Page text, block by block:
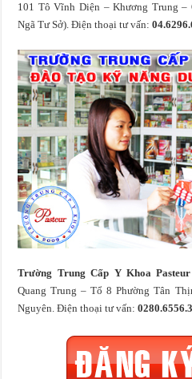
101 Tô Vĩnh Diện – Khương Trung –
Ngã Tư Sở). Điện thoại tư vấn:
Trường Trung Cấp Y Khoa
Quang Trung – Tổ 8 Phường Tân
Nguyên. Điện thoại tư vấn: